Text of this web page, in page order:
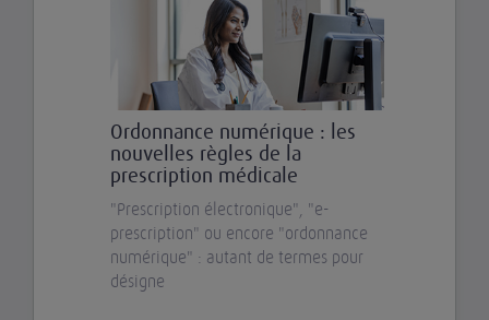
Ordonnance numérique : les
nouvelles règles de la
prescription médicale
"Prescription électronique", "e-
prescription" ou encore "ordonnance
numérique" : autant de termes pour
désigne